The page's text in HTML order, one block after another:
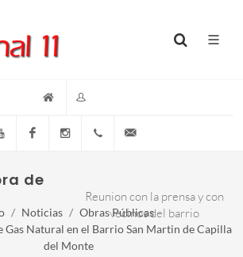
YouTube FacebookInstagram(+54)(9)3548-576073
de gas natural en el
Reunion con la prensa y con
vecinos del barrio
Noticias
Obras Públicas
Gas Natural en el Barrio San Martin de Capilla
del Monte